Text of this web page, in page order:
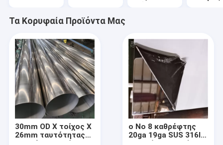
Τα Κορυφαία Προϊόντα Μας
30mm OD Χ τοίχος Χ
26mm ταυτότητας
ο Νο 8 καθρέφτης
20ga 19ga SUS 316l